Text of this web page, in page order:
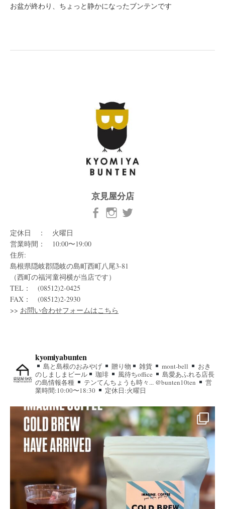
お盆が終わり、ちょっと静かになったブンテンです
京見屋分店
定休日 ： 火曜日
営業時間： 10:00〜19:00
住所:
島根県隠岐郡隠岐の島町西町八尾3-81
（西町の福河童祠横が当店です）
TEL： (08512)2-0425
FAX： (08512)2-2930
>> お問い合わせフォームはこちら
kyomiyabunten
島と島根のおみやげ 贈り物 雑貨 mont-bell
おき
のしましまビール
珈琲 風待ちoffice
島愛あふれる店長
の島情報各種
テンてんちょうも時々... @bunten10ten
営
業時間:10:00〜18:30
定休日:火曜日